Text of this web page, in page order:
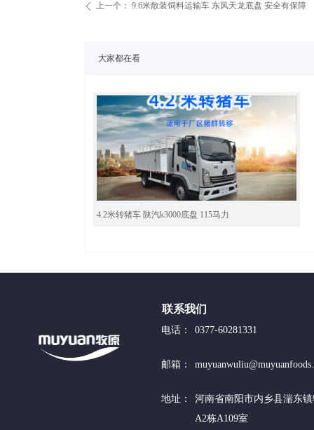
大家都在看
4.2米转猪车 陕汽k3000底盘 115马力
ꄴ 上一个： 9.6米散装饲料运输车 东风天龙底盘 安全有保障
联系我们
电话： 0377-60281331
邮箱：
地址：
河南省南阳市内乡县湍东
A2栋A109室